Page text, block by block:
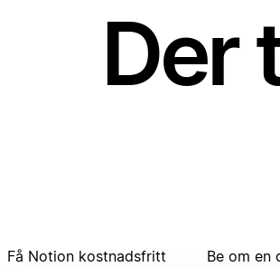
Der
Få Notion kostnadsfritt Be om en